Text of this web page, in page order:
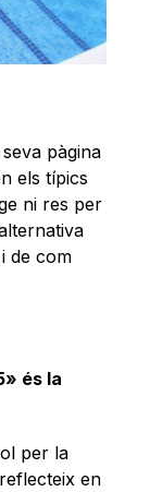
pàgina
els típics
ni res per
de com
és la
per la
en